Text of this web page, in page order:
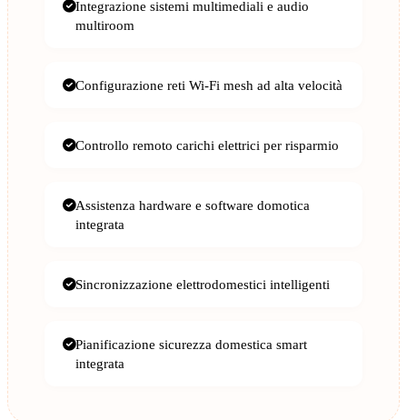
Integrazione sistemi multimediali e audio
multiroom
Configurazione reti Wi-Fi mesh ad alta velocità
Controllo remoto carichi elettrici per risparmio
Assistenza hardware e software domotica
integrata
Sincronizzazione elettrodomestici intelligenti
Pianificazione sicurezza domestica smart
integrata